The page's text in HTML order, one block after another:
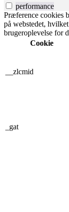
performance
Præference cookies
på webstedet,
brugeroplevelse for
Cookie
__zlcmid
_gat